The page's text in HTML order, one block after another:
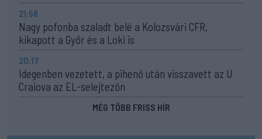
21:58
Nagy pofonba szaladt belé a Kolozsvári CFR,
kikapott a Győr és a Loki is
20:17
Idegenben vezetett, a pihenő után visszavett az U
Craiova az EL-selejtezőn
MÉG TÖBB FRISS HÍR